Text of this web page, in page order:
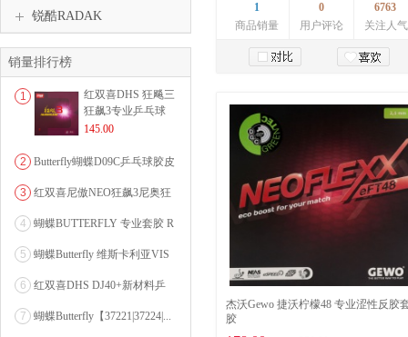
1
商品销量
0
用户评论
6763
关注人气
杰沃Gewo 捷沃柠檬48 专业涩性反胶
胶
锐酷RADAK
销量排行榜
1
红双喜DHS 狂飚三
狂飙3专业乒乓球
粘性反胶套胶...
145.00
2
Butterfly蝴蝶D09C乒乓球胶皮
3
红双喜尼傲NEO狂飙3尼奥狂
4
蝴蝶BUTTERFLY 专业套胶 R
5
蝴蝶Butterfly 维斯卡利亚VIS
6
红双喜DHS DJ40+新材料乒
7
蝴蝶Butterfly【37221|37224|...